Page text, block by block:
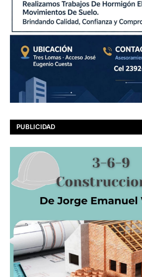
PUBLICIDAD